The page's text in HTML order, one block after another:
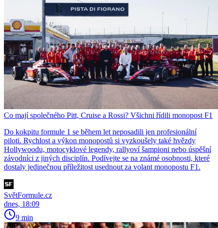
Co mají společného Pitt, Cruise a Rossi? Všichni řídili monopost F1
Do kokpitu formule 1 se během let neposadili jen profesionální
piloti. Rychlost a výkon monopostů si vyzkoušely také hvězdy
Hollywoodu, motocyklové legendy, rallyoví šampioni nebo úspěšní
závodníci z jiných disciplín. Podívejte se na známé osobnosti, které
dostaly jedinečnou příležitost usednout za volant monopostu F1.
SvětFormule.cz
dnes, 18:09
9 min